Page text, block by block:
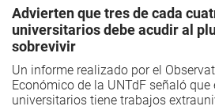
Advierten que tres de cada
universitarios debe acudir al
sobrevivir
Un informe realizado por el
Económico de la UNTdF señaló
universitarios tiene trabajos